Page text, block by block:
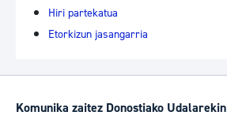
Hiri partekatua
Etorkizun jasangarria
Komunika zaitez Donostiako Udalarekin